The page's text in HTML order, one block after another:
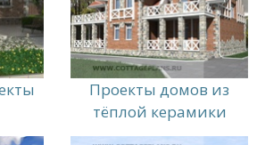
учитывая ваши
Обратитесь к нам, чтобы
вашего будущего дома
Проекты домов из
тёплой керамики